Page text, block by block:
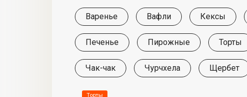
Варенье Вафли Кексы
Печенье Пирожные Торты
Чак-чак Чурчхела Щербет
Торты